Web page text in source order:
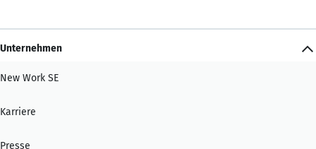
Unternehmen
New Work SE
Karriere
Presse